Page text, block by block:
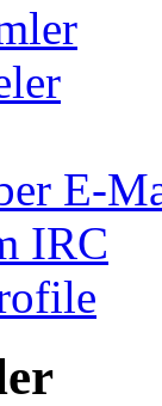
E-
IRC